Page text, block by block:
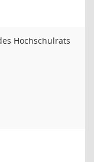
Hochschulrats